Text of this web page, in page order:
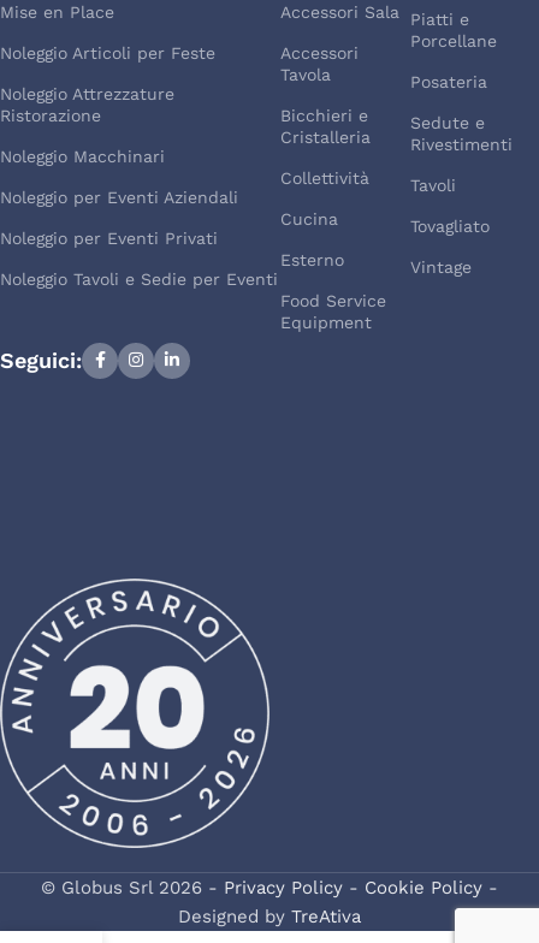
Mise en Place
Noleggio Articoli per Feste
Noleggio Attrezzature
Ristorazione
Noleggio Macchinari
Noleggio per Eventi Aziendali
Noleggio per Eventi Privati
Noleggio Tavoli e Sedie per Eventi
Accessori Sala
Accessori
Tavola
Bicchieri e
Cristalleria
Collettività
Cucina
Esterno
Food Service
Equipment
Piatti e
Porcellane
Posateria
Sedute e
Rivestimenti
Tavoli
Tovagliato
Vintage
Seguici:
© Globus Srl 2026 - Privacy Policy - Cookie Policy -
Designed by TreAtiva